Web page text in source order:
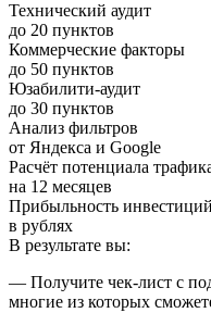
Технический аудит
до 20 пунктов
Коммерческие факторы
до 50 пунктов
Юзабилити-аудит
до 30 пунктов
Анализ фильтров
от Яндекса и Google
Расчёт потенциала
на 12 месяцев
Прибыльность
в рублях
В результате вы:
— Получите чек-лист с
многие из которых